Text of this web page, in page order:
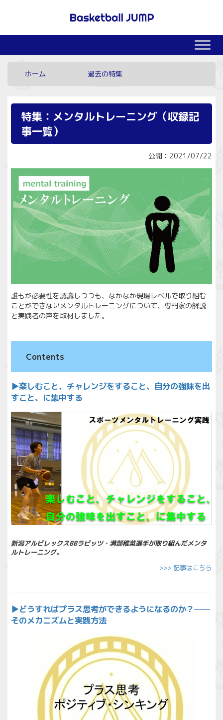
ホーム 過去の特集
特集：メンタルトレーニング（収録記
事一覧）
公開：2021/07/22
誰もが必要性を認識しつつも、なかなか現場レベルで取り組む
ことができないメンタルトレーニングについて、専門家の解説
と実践者の声を取材しました。
Contents
▶︎楽しむこと、チャレンジをすること、自分の強味を出
すこと、に集中する
新潟アルビレックスBBラビッツ・溝部稚菜選手が取り組んだメンタ
ルトレーニング。
>>> 記事はこちら
▶︎どうすればプラス思考ができるようになるのか？──
そのメカニズムと実践方法